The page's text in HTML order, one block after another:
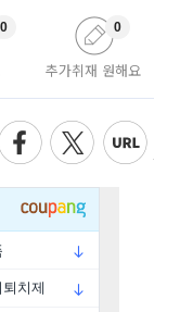
0
추가취재 원해요
0